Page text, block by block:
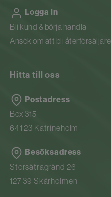
Logga in
Bli kund & börja handla
Ansök om att bli återförsäljare
Hitta till oss
Postadress
Box 315
641 23 Katrineholm
Besöksadress
Storsätragränd 26
127 39 Skärholmen